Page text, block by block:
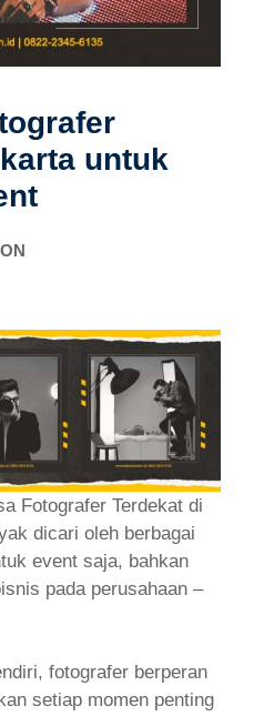
untuk
Fotografer Terdekat di
dicari oleh berbagai
event saja, bahkan
pada perusahaan –
fotografer berperan
setiap momen penting